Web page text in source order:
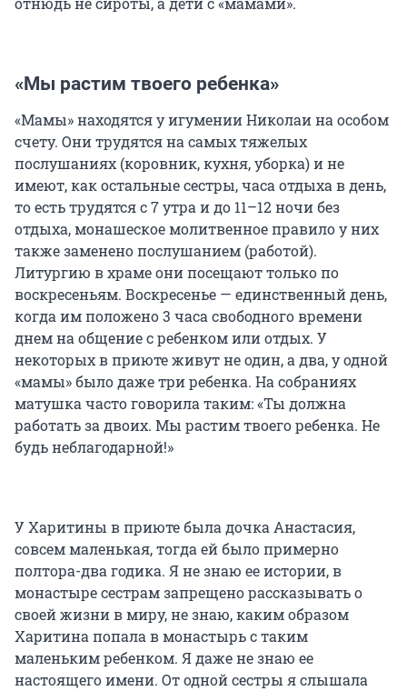
«Мы растим твоего ребенка»
«Мамы» находятся у игумении Николаи на особом
счету. Они трудятся на самых тяжелых
послушаниях (коровник, кухня, уборка) и не
имеют, как остальные сестры, часа отдыха в день,
то есть трудятся с 7 утра и до 11–12 ночи без
отдыха, монашеское молитвенное правило у них
также заменено послушанием (работой).
Литургию в храме они посещают только по
воскресеньям. Воскресенье — единственный день,
когда им положено 3 часа свободного времени
днем на общение с ребенком или отдых. У
некоторых в приюте живут не один, а два, у одной
«мамы» было даже три ребенка. На собраниях
матушка часто говорила таким: «Ты должна
работать за двоих. Мы растим твоего ребенка. Не
будь неблагодарной!»
У Харитины в приюте была дочка Анастасия,
совсем маленькая, тогда ей было примерно
полтора-два годика. Я не знаю ее истории, в
монастыре сестрам запрещено рассказывать о
своей жизни в миру, не знаю, каким образом
Харитина попала в монастырь с таким
маленьким ребенком. Я даже не знаю ее
настоящего имени. От одной сестры я слышала